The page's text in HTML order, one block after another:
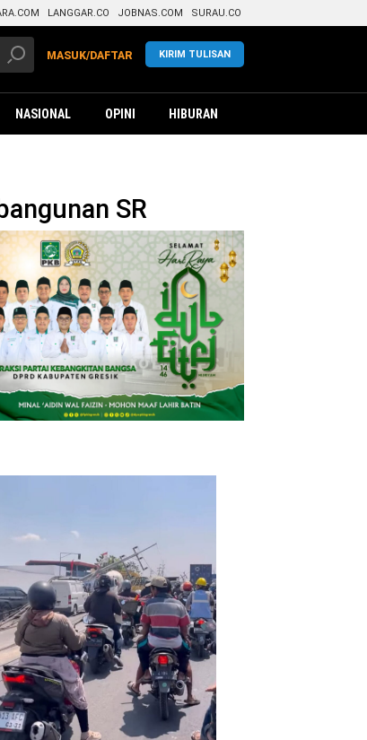
LANGGAR.CO JOBNAS.COM SURAU.CO
KIRIM TULISAN
MASUK/DAFTAR
NASIONAL OPINI HIBURAN
SR